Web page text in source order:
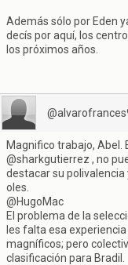
Además sólo por Eden
decís por aquí, los
los próximos años.
Magnifico trabajo, Abel.
@sharkgutierrez , no
destacar su polivalencia
oles.
@HugoMac
El problema de la
les falta esa
magníficos; pero
clasificación para Bradil.